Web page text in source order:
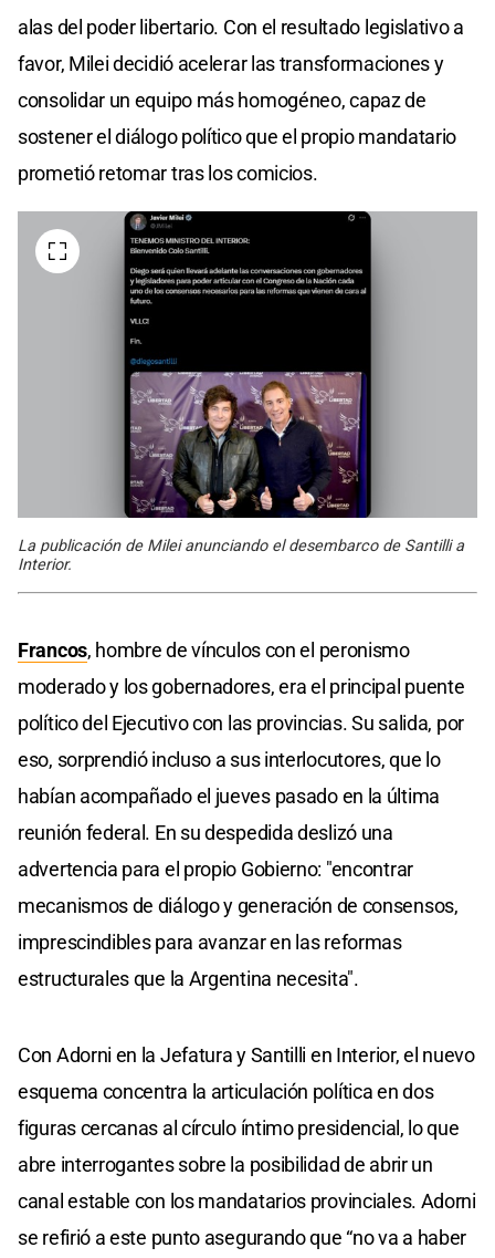
alas del poder libertario. Con el resultado legislativo a
favor, Milei decidió acelerar las transformaciones y
consolidar un equipo más homogéneo, capaz de
sostener el diálogo político que el propio mandatario
prometió retomar tras los comicios.
La publicación de Milei anunciando el desembarco de Santilli a
Interior.
Francos, hombre de vínculos con el peronismo
moderado y los gobernadores, era el principal puente
político del Ejecutivo con las provincias. Su salida, por
eso, sorprendió incluso a sus interlocutores, que lo
habían acompañado el jueves pasado en la última
reunión federal. En su despedida deslizó una
advertencia para el propio Gobierno: "encontrar
mecanismos de diálogo y generación de consensos,
imprescindibles para avanzar en las reformas
estructurales que la Argentina necesita".
Con Adorni en la Jefatura y Santilli en Interior, el nuevo
esquema concentra la articulación política en dos
figuras cercanas al círculo íntimo presidencial, lo que
abre interrogantes sobre la posibilidad de abrir un
canal estable con los mandatarios provinciales. Adorni
se refirió a este punto asegurando que “no va a haber